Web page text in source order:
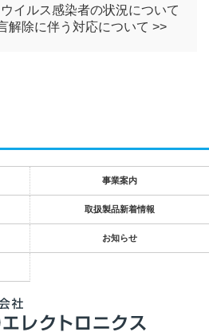
イルス感染者の状況について
解除に伴う対応について >>
事業案内
取扱製品新着情報
お知らせ